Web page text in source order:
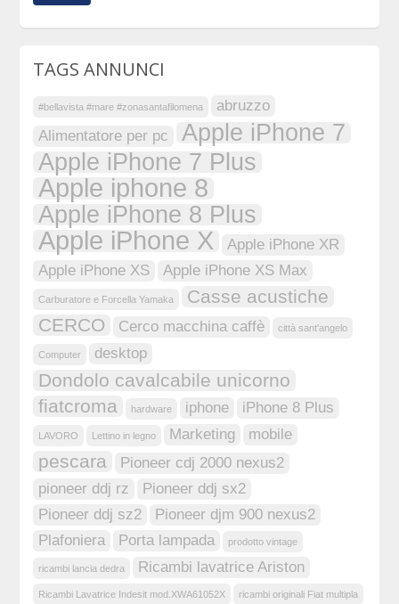
TAGS ANNUNCI
#bellavista #mare #zonasantafilomena
abruzzo
Alimentatore per pc
Apple iPhone 7
Apple iPhone 7 Plus
Apple iphone 8
Apple iPhone 8 Plus
Apple iPhone X
Apple iPhone XR
Apple iPhone XS
Apple iPhone XS Max
Carburatore e Forcella Yamaka
Casse acustiche
CERCO
Cerco macchina caffè città sant'angelo
Computer desktop
Dondolo cavalcabile unicorno
fiatcroma
hardware iphone iPhone 8 Plus
LAVORO Lettino in legno Marketing mobile
pescara
Pioneer cdj 2000 nexus2
pioneer ddj rz
Pioneer ddj sx2
Pioneer ddj sz2
Pioneer djm 900 nexus2
Plafoniera
Porta lampada prodotto vintage
ricambi lancia dedra Ricambi lavatrice Ariston
Ricambi Lavatrice Indesit mod.XWA61052X ricambi originali Fiat multipla